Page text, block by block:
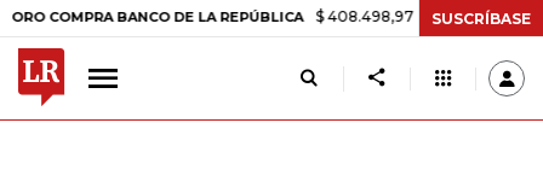
BANCO DE LA REPÚBLICA $ 408.498,97 +$ 8.753,81 +2,19%
SUSCRÍBASE